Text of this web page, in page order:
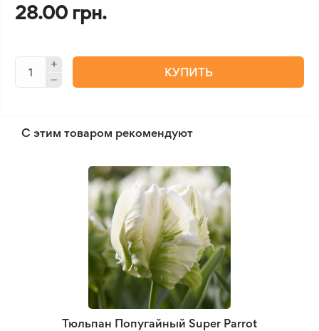
28.00 грн.
КУПИТЬ
С этим товаром рекомендуют
Тюльпан Попугайный Super Parrot